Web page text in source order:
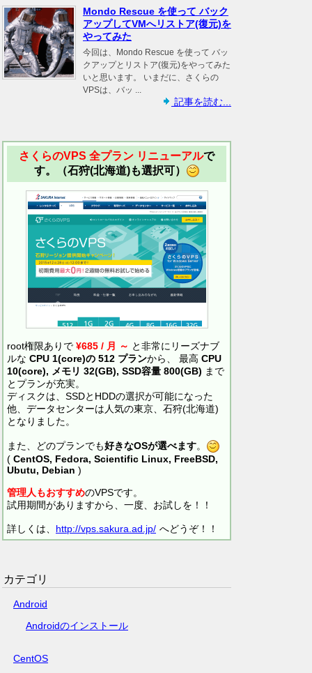
Mondo Rescue を使って バック
アップしてVMへリストア(復元)を
やってみた
今回は、Mondo Rescue を使って バッ
クアップとリストア(復元)をやってみた
いと思います。 いまだに、さくらの
VPSは、バッ ...
記事を読む...
さくらのVPS 全プラン リニューアルで
す。（石狩(北海道)も選択可）
root権限ありで ¥685 / 月 ～ と非常にリーズナブ
ルな CPU 1(core)の 512 プランから、 最高 CPU
10(core), メモリ 32(GB), SSD容量 800(GB) まで
とプランが充実。
ディスクは、SSDとHDDの選択が可能になった
他、データセンターは人気の東京、石狩(北海道)
となりました。
また、どのプランでも好きなOSが選べます。
( CentOS, Fedora, Scientific Linux, FreeBSD,
Ubutu, Debian )
管理人もおすすめのVPSです。
試用期間がありますから、一度、お試しを！！
詳しくは、 http://vps.sakura.ad.jp/ へどうぞ！！
カテゴリ
Android
Androidのインストール
CentOS